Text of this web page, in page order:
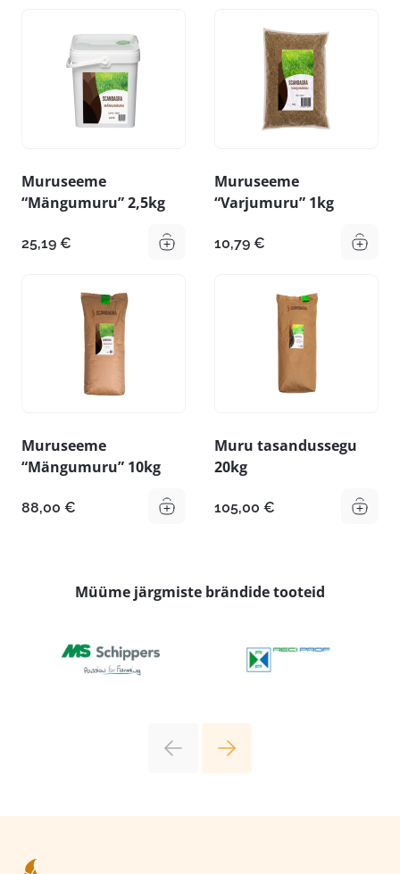
Muruseeme
“Mängumuru” 2,5kg
25,19 €
Muruseeme
“Varjumuru” 1kg
10,79 €
Muruseeme
“Mängumuru” 10kg
88,00 €
Muru tasandussegu
20kg
105,00 €
Müüme järgmiste brändide tooteid